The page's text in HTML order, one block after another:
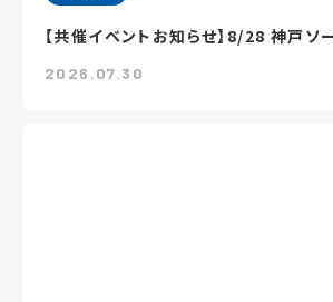
【共催イベントお知らせ】8/28 神戸ソ
2026.07.30